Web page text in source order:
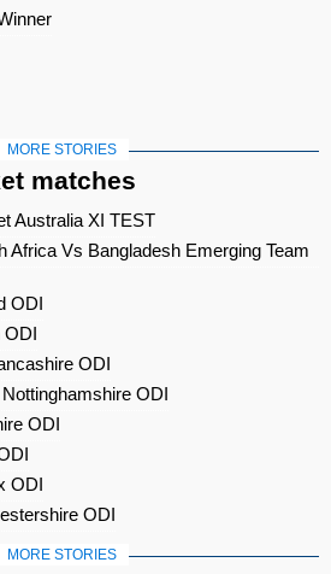
MORE STORIES
matches
Australia XI TEST
Vs Bangladesh Emerging Team
ODI
ODI
ODI
ODI
ODI
ODI
MORE STORIES